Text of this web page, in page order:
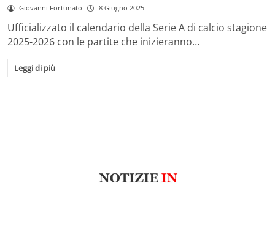
Giovanni Fortunato 8 Giugno 2025
Ufficializzato il calendario della Serie A di calcio stagione
2025-2026 con le partite che inizieranno…
Leggi di più